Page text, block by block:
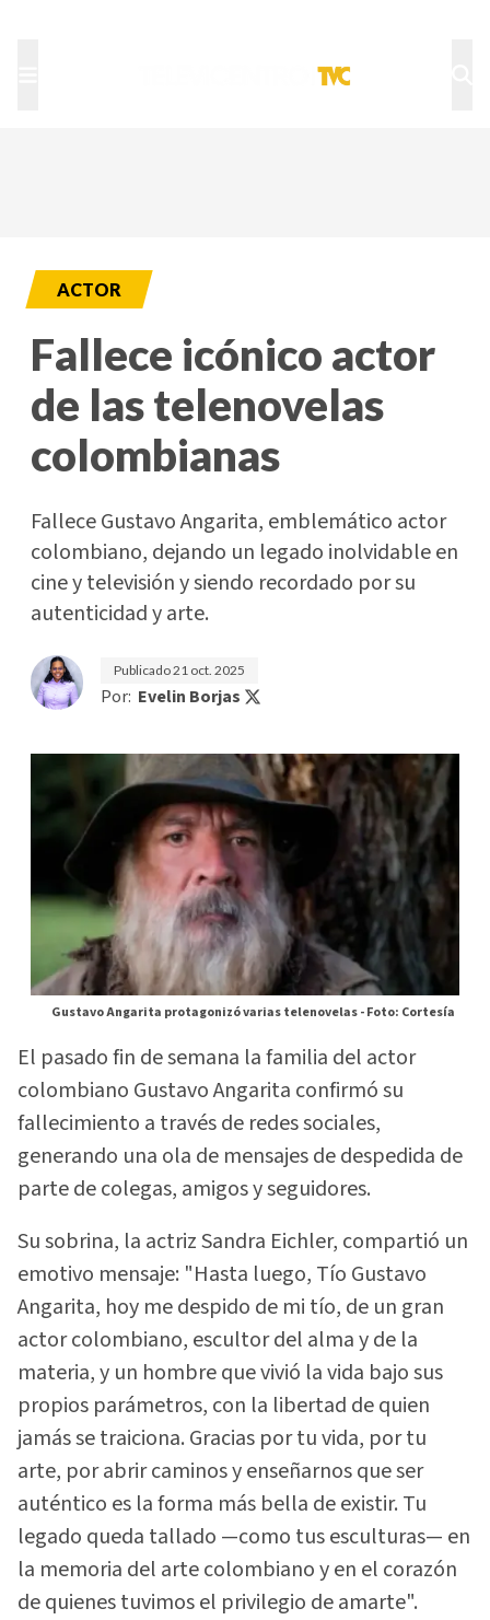
ACTOR
Fallece icónico actor
de las telenovelas
colombianas
Fallece Gustavo Angarita, emblemático actor
colombiano, dejando un legado inolvidable en
cine y televisión y siendo recordado por su
autenticidad y arte.
Publicado21 oct. 2025
Por: Evelin Borjas
Gustavo Angarita protagonizó varias telenovelas -Foto: Cortesía
El pasado fin de semana la familia del actor
colombiano Gustavo Angarita confirmó su
fallecimiento a través de redes sociales,
generando una ola de mensajes de despedida de
parte de colegas, amigos y seguidores.
Su sobrina, la actriz Sandra Eichler, compartió un
emotivo mensaje: "Hasta luego, Tío Gustavo
Angarita, hoy me despido de mi tío, de un gran
actor colombiano, escultor del alma y de la
materia, y un hombre que vivió la vida bajo sus
propios parámetros, con la libertad de quien
jamás se traiciona. Gracias por tu vida, por tu
arte, por abrir caminos y enseñarnos que ser
auténtico es la forma más bella de existir. Tu
legado queda tallado —como tus esculturas— en
la memoria del arte colombiano y en el corazón
de quienes tuvimos el privilegio de amarte".